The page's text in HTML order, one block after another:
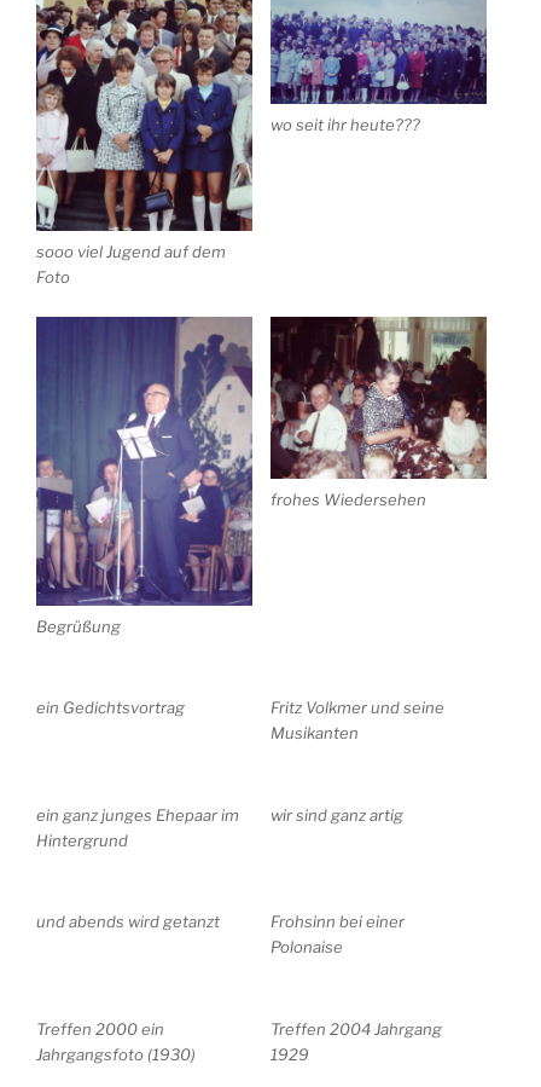
sooo viel Jugend auf dem
Foto
wo seit ihr heute???
Begrüßung
frohes Wiedersehen
ein Gedichtsvortrag
Fritz Volkmer und seine
Musikanten
ein ganz junges Ehepaar im
Hintergrund
wir sind ganz artig
und abends wird getanzt
Frohsinn bei einer
Polonaise
Treffen 2000 ein
Jahrgangsfoto (1930)
Treffen 2004 Jahrgang
1929